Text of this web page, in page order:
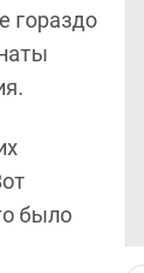
гораздо
было